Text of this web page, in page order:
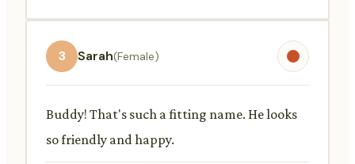
3 Sarah(Female)
Buddy! That's such a fitting name. He looks
so friendly and happy.